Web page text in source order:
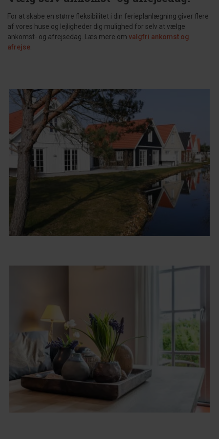
For at skabe en større fleksibilitet i din ferieplanlægning giver flere
af vores huse og lejligheder dig mulighed for selv at vælge
ankomst- og afrejsedag. Læs mere om valgfri ankomst og
afrejse